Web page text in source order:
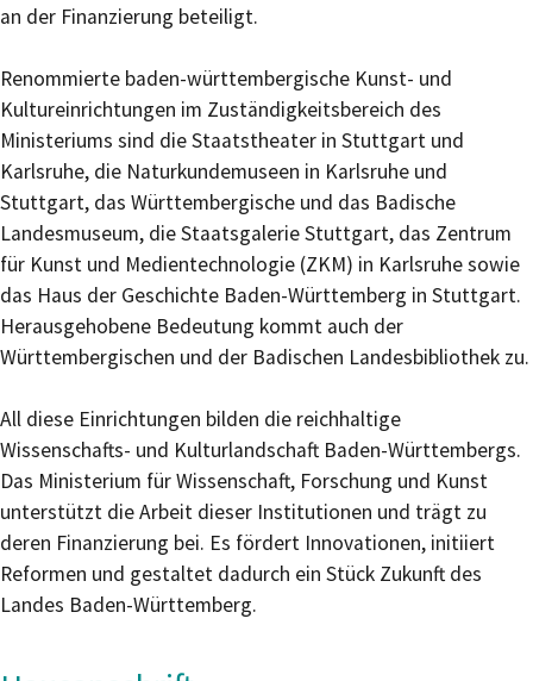
an der Finanzierung beteiligt.
Renommierte baden-württembergische Kunst- und
Kultureinrichtungen im Zuständigkeitsbereich des
Ministeriums sind die Staatstheater in Stuttgart und
Karlsruhe, die Naturkundemuseen in Karlsruhe und
Stuttgart, das Württembergische und das Badische
Landesmuseum, die Staatsgalerie Stuttgart, das Zentrum
für Kunst und Medientechnologie (ZKM) in Karlsruhe sowie
das Haus der Geschichte Baden-Württemberg in Stuttgart.
Herausgehobene Bedeutung kommt auch der
Württembergischen und der Badischen Landesbibliothek zu.
All diese Einrichtungen bilden die reichhaltige
Wissenschafts- und Kulturlandschaft Baden-Württembergs.
Das Ministerium für Wissenschaft, Forschung und Kunst
unterstützt die Arbeit dieser Institutionen und trägt zu
deren Finanzierung bei. Es fördert Innovationen, initiiert
Reformen und gestaltet dadurch ein Stück Zukunft des
Landes Baden-Württemberg.